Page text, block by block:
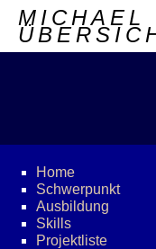
MICHAEL
Home
Schwerpunkt
Ausbildung
Skills
Projektliste